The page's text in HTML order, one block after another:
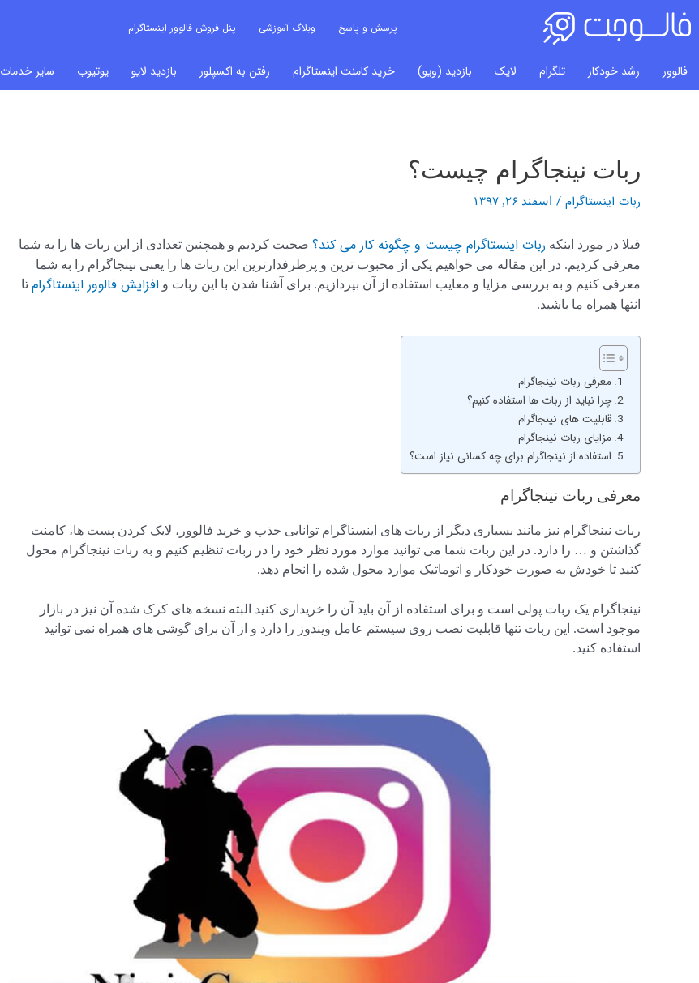
پرسش و پاسخ وبلاگ آموزشی پنل فروش فالوور اینستاگرام
فالوور رشد خودکار تلگرام لایک بازدید (ویو) خرید کامنت اینستاگرام رفتن به اکسپلور بازدید لایو یوتیوب سایر خدمات
ربات نینجاگرام چیست؟
ربات اینستاگرام / اسفند ۲۶, ۱۳۹۷
قبلا در مورد اینکه ربات اینستاگرام چیست و چگونه کار می کند؟ صحبت کردیم و همچنین تعدادی از این ربات ها را به شما
معرفی کردیم. در این مقاله می خواهیم یکی از محبوب ترین و پرطرفدارترین این ربات ها را یعنی نینجاگرام را به شما
معرفی کنیم و به بررسی مزایا و معایب استفاده از آن بپردازیم. برای آشنا شدن با این ربات و افزایش فالوور اینستاگرام تا
انتها همراه ما باشید.
معرفی ربات نینجاگرام
چرا نباید از ربات ها استفاده کنیم؟
قابلیت های نینجاگرام
مزایای ربات نینجاگرام
استفاده از نینجاگرام برای چه کسانی نیاز است؟
معرفی ربات نینجاگرام
ربات نینجاگرام نیز مانند بسیاری دیگر از ربات های اینستاگرام توانایی جذب و خرید فالوور، لایک کردن پست ها، کامنت
گذاشتن و … را دارد. در این ربات شما می توانید موارد مورد نظر خود را در ربات تنظیم کنیم و به ربات نینجاگرام محول
کنید تا خودش به صورت خودکار و اتوماتیک موارد محول شده را انجام دهد.
نینجاگرام یک ربات پولی است و برای استفاده از آن باید آن را خریداری کنید البته نسخه های کرک شده آن نیز در بازار
موجود است. این ربات تنها قابلیت نصب روی سیستم عامل ویندوز را دارد و از آن برای گوشی های همراه نمی توانید
استفاده کنید.
راهبری
نوشته‌ها